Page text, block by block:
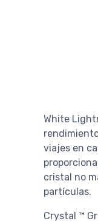
White
viajes en
cristal no
partículas.
Crystal ™